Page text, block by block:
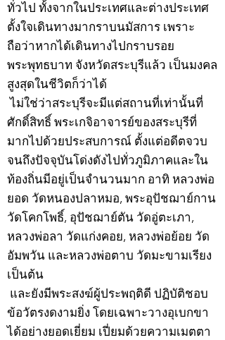
ทั่วไป ทั้งจากในประเทศและต่างประเทศ
ตั้งใจเดินทางมากราบนมัสการ เพราะ
ถือว่าหากได้เดินทางไปกราบรอย
พระพุทธบาท จังหวัดสระบุรีแล้ว เป็นมงคล
สูงสุดในชีวิตก็ว่าได้
ไม่ใช่ว่าสระบุรีจะมีแต่สถานที่เท่านั้นที่
ศักดิ์สิทธิ์ พระเกจิอาจารย์ของสระบุรีที่
มากไปด้วยประสบการณ์ ตั้งแต่อดีตจวบ
จนถึงปัจจุบันโด่งดังไปทั่วภูมิภาคและใน
ท้องถิ่นมีอยู่เป็นจำนวนมาก อาทิ หลวงพ่อ
ยอด วัดหนองปลาหมอ, พระอุปัชฌาย์กาน
วัดโคกโพธิ์, อุปัชฌาย์ตัน วัดอู่ตะเภา,
หลวงพ่อลา วัดแก่งคอย, หลวงพ่อย้อย วัด
อัมพวัน และหลวงพ่อตาบ วัดมะขามเรียง
เป็นต้น
และยังมีพระสงฆ์ผู้ประพฤติดี ปฏิบัติชอบ
ข้อวัตรงดงามยิ่ง โดยเฉพาะวางอุเบกขา
ได้อย่างยอดเยี่ยม เปี่ยมด้วยความเมตตา